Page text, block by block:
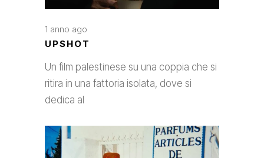
1 anno ago
UPSHOT
Un film palestinese su una coppia che si
ritira in una fattoria isolata, dove si
dedica al